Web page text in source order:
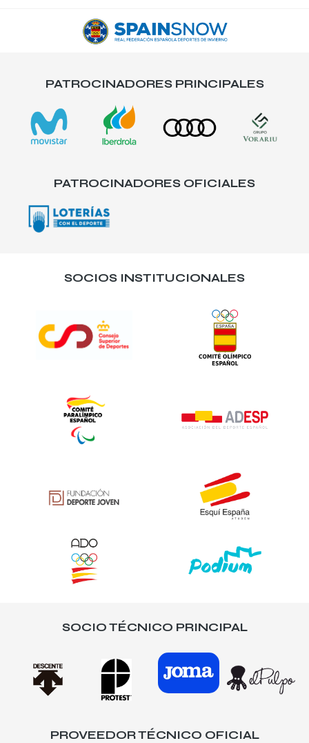
PATROCINADORES PRINCIPALES
PATROCINADORES OFICIALES
SOCIOS INSTITUCIONALES
SOCIO TÉCNICO PRINCIPAL
PROVEEDOR TÉCNICO OFICIAL